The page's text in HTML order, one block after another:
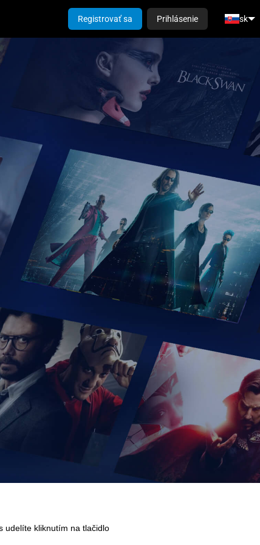
Registrovať sa Prihlásenie sk
udelíte kliknutím na tlačidlo